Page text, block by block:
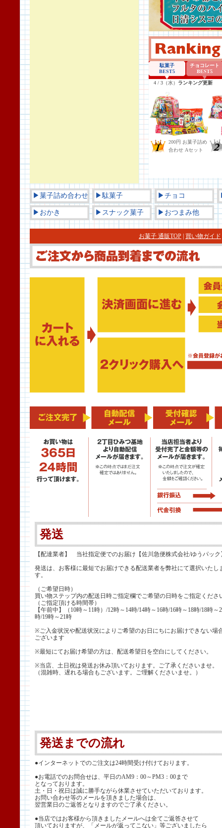
▶菓子詰め合わせ ▶駄菓子 ▶チョコ
▶おかき ▶スナック菓子 ▶おつまみ他
お菓子 通販TOP 買い物ガイド
発送
【配達業者】 当社指定便でのお届け【佐川急便株式会社/ゆうパック
発送は、お客様に最短でお届けできる配送業者を弊社にて選択いたし
す。
（ご希望日時）
買い物ステップ内の配送日時ご指定欄でご希望の日時をご指定くださ
（ご指定頂ける時間帯）
【午前中】（10時～11時）/12時～14時/14時～16時/16時～18時/18時～
時/19時～21時
※ご入金状況や配送状況によりご希望のお日にちにお届けできない場
ございます
※最短にてお届け希望の方は、配送希望日を空白にしてください。
※当店、土日祝は発送お休み頂いております。ご了承くださいませ。
（混雑時、遅れる場合もございます。ご理解くださいませ。）
発送までの流れ
●インターネットでのご注文は24時間受け付けております。
●お電話でのお問合せは、平日のAM9：00～PM3：00まで
となっております。
土・日・祝日は誠に勝手ながら休業させていただいております。
お問い合わせ等のメールを頂きました場合は、
翌営業日のご返答となりますのでご了承ください。
●当店ではお客様から頂きましたメールへは全てご返答させて
頂いておりますが、「メールが返ってこない」等ございましたら